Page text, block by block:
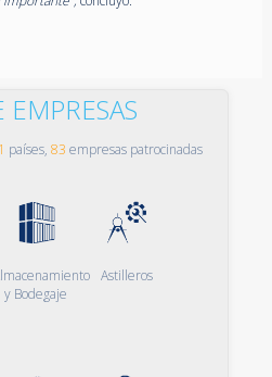
países, 83 empresas patrocinadas
y Bodegaje
Astilleros